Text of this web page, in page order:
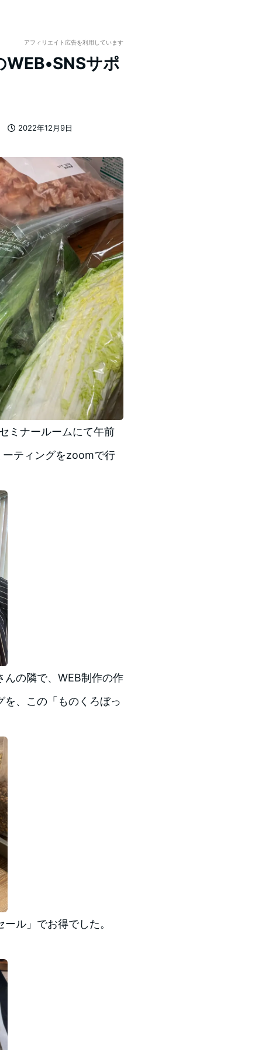
アフィリエイト広告を利用しています
サポ
2022年12月9日
ミナールームにて午前
ーティングをzoomで行
の隣で、WEB制作の作
、この「ものくろぼっ
ル」でお得でした。